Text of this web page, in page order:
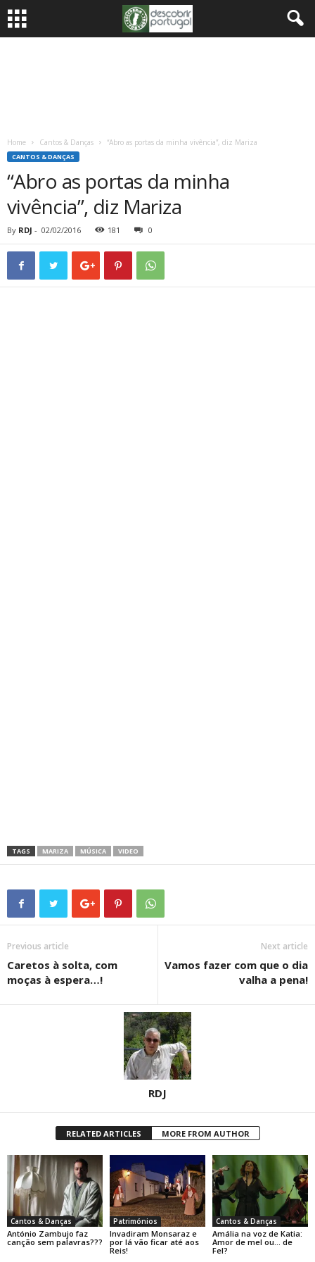
Home Cantos & Danças “Abro as portas da minha vivência”, diz Mariza
CANTOS & DANÇAS
“Abro as portas da minha
vivência”, diz Mariza
By RDJ - 02/02/2016 181 0
TAGS MARIZA MÚSICA VIDEO
Previous article
Caretos à solta, com
moças à espera…!
Next article
Vamos fazer com que o dia
valha a pena!
RDJ
RELATED ARTICLES MORE FROM AUTHOR
Cantos & Danças
António Zambujo faz
canção sem palavras???
Patrimónios
Invadiram Monsaraz e
por lá vão ficar até aos
Reis!
Cantos & Danças
Amália na voz de Katia:
Amor de mel ou… de
Fel?